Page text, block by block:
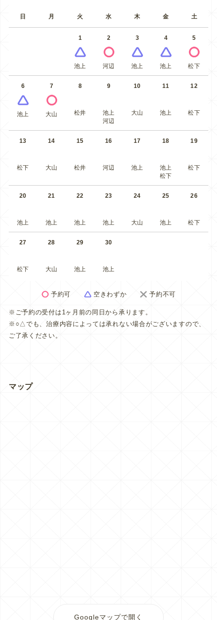
日 月 火 水 木 金 土
1
池上
2
河辺
3
池上
4
池上
5
松下
6
池上
7
大山
8
松井
9
池上
河辺
10
大山
11
池上
12
松下
13
松下
14
大山
15
松井
16
河辺
17
池上
18
池上
松下
19
松下
20
池上
21
池上
22
池上
23
池上
24
大山
25
池上
26
松下
27
松下
28
大山
29
池上
30
池上
予約可 空きわずか 予約不可
※ご予約の受付は1ヶ月前の同日から承ります。
※○△でも、治療内容によっては承れない場合がございますので、
ご了承ください。
マップ
Googleマップで開く